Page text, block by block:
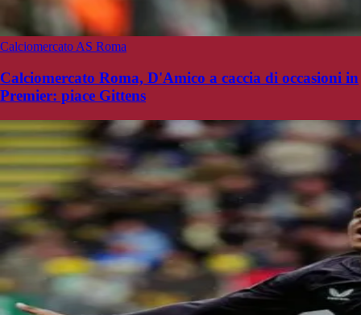
Calciomercato AS Roma
Calciomercato Roma, D'Amico a caccia di occasioni in
Premier: piace Gittens